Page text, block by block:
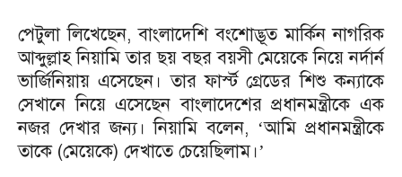
পেটুলা লিখেছেন, বাংলাদেশি বংশোদ্ভূত মার্কিন নাগরিক
আব্দুল্লাহ নিয়ামি তার ছয় বছর বয়সী মেয়েকে নিয়ে নর্দার্ন
ভার্জিনিয়ায় এসেছেন। তার ফার্স্ট গ্রেডের শিশু কন্যাকে
সেখানে নিয়ে এসেছেন বাংলাদেশের প্রধানমন্ত্রীকে এক
নজর দেখার জন্য। নিয়ামি বলেন, ‘আমি প্রধানমন্ত্রীকে
তাকে (মেয়েকে) দেখাতে চেয়েছিলাম।’